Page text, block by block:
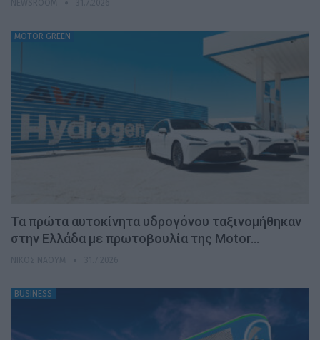
MOTOR GREEN
Τα πρώτα αυτοκίνητα υδρογόνου ταξινομήθηκαν
στην Ελλάδα με πρωτοβουλία της Motor…
BUSINESS